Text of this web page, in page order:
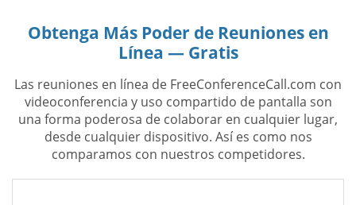
Obtenga Más Poder de Reuniones en
Línea — Gratis
Las reuniones en línea de FreeConferenceCall.com con
videoconferencia y uso compartido de pantalla son
una forma poderosa de colaborar en cualquier lugar,
desde cualquier dispositivo. Así es como nos
comparamos con nuestros competidores.